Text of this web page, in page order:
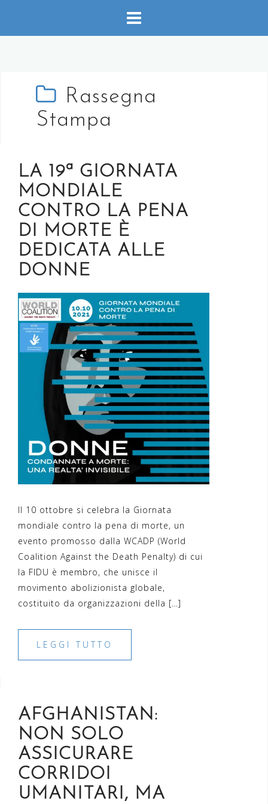
contenuto
Rassegna
Stampa
LA 19ª GIORNATA
MONDIALE
CONTRO LA PENA
DI MORTE È
DEDICATA ALLE
DONNE
Il 10 ottobre si celebra la Giornata
mondiale contro la pena di morte, un
evento promosso dalla WCADP (World
Coalition Against the Death Penalty) di cui
la FIDU è membro, che unisce il
movimento abolizionista globale,
costituito da organizzazioni della […]
LEGGI TUTTO
AFGHANISTAN:
NON SOLO
ASSICURARE
CORRIDOI
UMANITARI, MA